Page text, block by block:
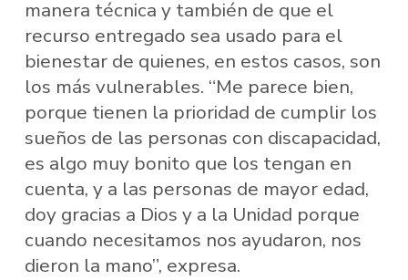
manera técnica y también de que el
recurso entregado sea usado para el
bienestar de quienes, en estos casos, son
los más vulnerables. “Me parece bien,
porque tienen la prioridad de cumplir los
sueños de las personas con discapacidad,
es algo muy bonito que los tengan en
cuenta, y a las personas de mayor edad,
doy gracias a Dios y a la Unidad porque
cuando necesitamos nos ayudaron, nos
dieron la mano”, expresa.